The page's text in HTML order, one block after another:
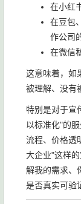
在小红
在豆包
作公司
在微信
这意味着，如
被理解、没有
特别是对于宣
以标准化"的
流程、价格透
大企业"这样
解我的需求、
是否真实可验